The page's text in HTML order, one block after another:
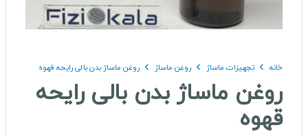
خانه تجهیزات ماساژ روغن ماساژ روغن ماساژ بدن بالی رایحه قهوه
روغن ماساژ بدن بالی رایحه
قهوه